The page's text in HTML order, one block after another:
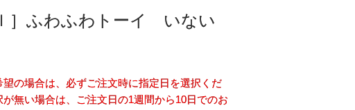
］ふわふわトーイ いない
の場合は、必ずご注文時に指定日を選択くだ
が無い場合は、ご注文日の1週間から10日でのお